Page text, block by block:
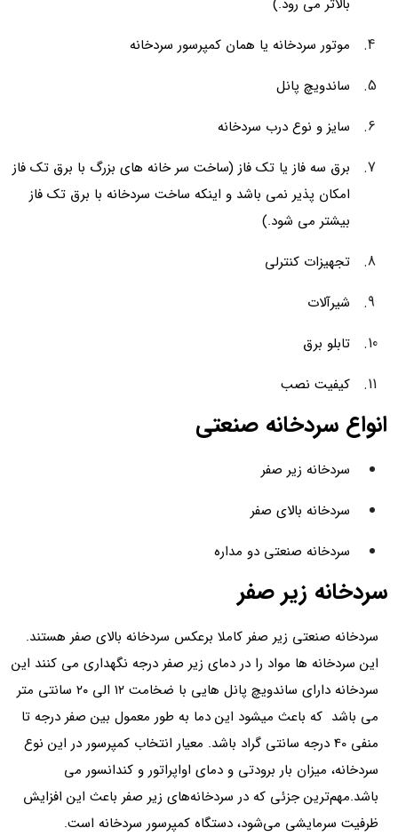
بالاتر می رود.)
موتور سردخانه یا همان کمپرسور سردخانه
ساندویچ پانل
سایز و نوع درب سردخانه
برق سه فاز یا تک فاز (ساخت سر خانه های بزرگ با برق تک فاز
امکان پذیر نمی باشد و اینکه ساخت سردخانه با برق تک فاز
بیشتر می شود.)
تجهیزات کنترلی
شیرآلات
تابلو برق
کیفیت نصب
انواع سردخانه صنعتی
سردخانه زیر صفر
سردخانه بالای صفر
سردخانه صنعتی دو مداره
سردخانه زیر صفر
سردخانه صنعتی زیر صفر کاملا برعکس سردخانه بالای صفر هستند.
این سردخانه ها مواد را در دمای زیر صفر درجه نگهداری می کنند این
سردخانه دارای ساندویچ پانل هایی با ضخامت ۱۲ الی ۲۰ سانتی متر
می باشد که باعث میشود این دما به طور معمول بین صفر درجه تا
منفی 40 درجه سانتی گراد باشد. معیار انتخاب کمپرسور در این نوع
سردخانه، میزان بار برودتی و دمای اواپراتور و کندانسور می
باشد.مهم‌ترین جزئی که در سردخانه‌های زیر صفر باعث این افزایش
ظرفیت سرمایشی می‌شود، دستگاه کمپرسور سردخانه است.